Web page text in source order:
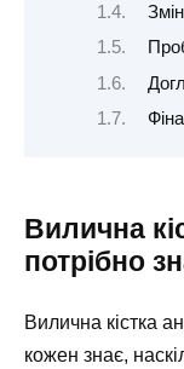
Вилична
потрібно
Вилична кістка
кожен знає,